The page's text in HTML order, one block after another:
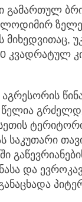
გამართულ
კვადრატულ
აგრესორის
საკუთარი
და